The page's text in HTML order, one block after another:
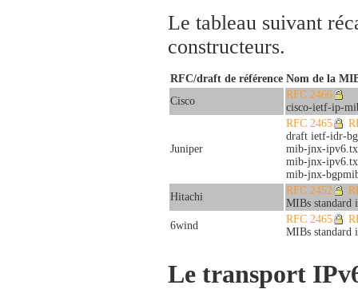
Le tableau suivant
constructeurs.
RFC/draft de référence Nom de la
Cisco
RFC 2466
cisco-ietf-ip-
Juniper
RFC 2465
draft ietf-idr-
mib-jnx-
mib-jnx-
mib-jnx-
Hitachi
RFC 2452
MIBs standard
6wind
RFC 2465
MIBs standard
Le transport